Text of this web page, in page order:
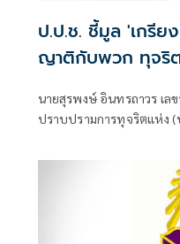
ป.ป.ช. ชี้มูล 'เกรี
ญาติกับพวก ทุจริ
นายสุรพงษ์ อินทรถาวร เล
ปราบปรามการทุจริตแห่ง
รจนา กัลป์ตินันท์ เมื่อครั้งด
อุบลราชธานี จังหวัดอุบลร